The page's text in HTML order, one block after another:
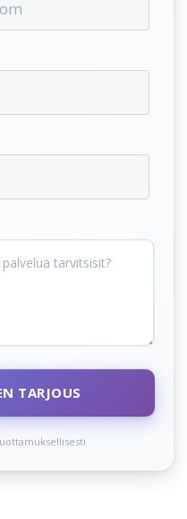
TARJOUS